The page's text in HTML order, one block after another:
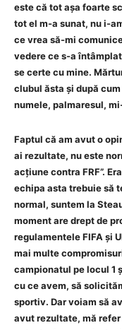
este că tot așa foarte
tot el m-a sunat, nu i-
ce vrea să-mi
vedere ce s-a
se certe cu mine.
clubul ăsta și după
numele, palmaresul,
Faptul că am avut o
ai rezultate, nu este
acțiune contra FRF”.
echipa asta trebuie să
normal, suntem la
moment are drept de
regulamentele FIFA și
mai multe
campionatul pe locul 1
cu ce avem, să
sportiv. Dar voiam să
avut rezultate, mă